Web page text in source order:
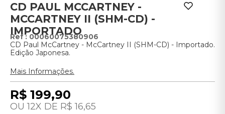
CD PAUL MCCARTNEY -
MCCARTNEY II (SHM-CD) -
IMPORTADO
: 00060075380906
CD Paul McCartney - McCartney II (SHM-CD) - Importado.
Edição Japonesa.
Mais Informações.
R$ 199,90
12 R$ 16,65